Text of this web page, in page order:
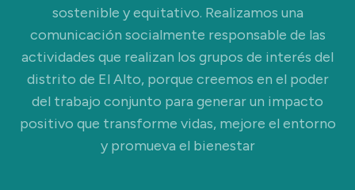
sostenible y equitativo. Realizamos una
comunicación socialmente responsable de las
actividades que realizan los grupos de interés del
distrito de El Alto, porque creemos en el poder
del trabajo conjunto para generar un impacto
positivo que transforme vidas, mejore el entorno
y promueva el bienestar